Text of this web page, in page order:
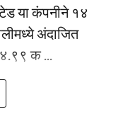
या कंपनीने १४
अंदाजित
क ...